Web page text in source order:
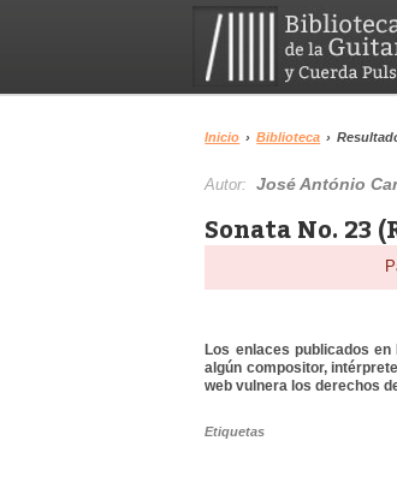
Inicio › Biblioteca ›
Autor:José António
Sonata No. 23
Los enlaces publicados
algún compositor,
web vulnera los derechos
Etiquetas